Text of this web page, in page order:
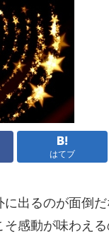
はてブ
出るのが面倒
感動が味わえる